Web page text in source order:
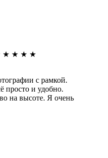
★ ★ ★ ★
с рамкой.
просто и удобно.
на высоте. Я очень